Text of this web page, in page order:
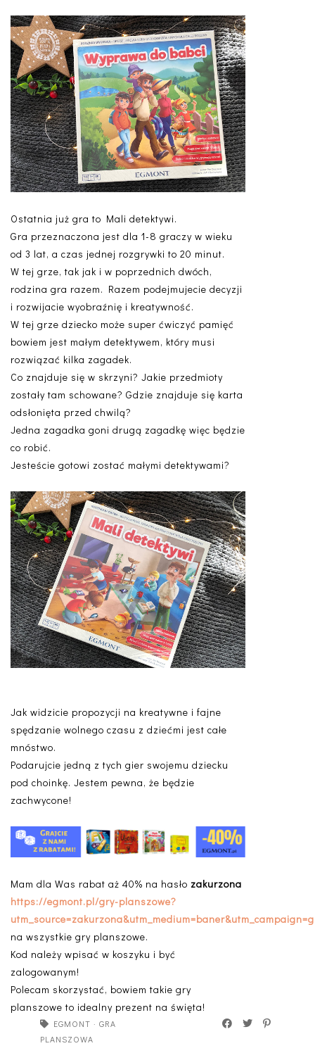
Ostatnia już gra to Mali detektywi.
Gra przeznaczona jest dla 1-8 graczy w wieku
od 3 lat, a czas jednej rozgrywki to 20 minut.
W tej grze, tak jak i w poprzednich dwóch,
rodzina gra razem. Razem podejmujecie decyzji
i rozwijacie wyobraźnię i kreatywność.
W tej grze dziecko może super ćwiczyć pamięć
bowiem jest małym detektywem, który musi
rozwiązać kilka zagadek.
Co znajduje się w skrzyni? Jakie przedmioty
zostały tam schowane? Gdzie znajduje się karta
odsłonięta przed chwilą?
Jedna zagadka goni drugą zagadkę więc będzie
co robić.
Jesteście gotowi zostać małymi detektywami?
Jak widzicie propozycji na kreatywne i fajne
spędzanie wolnego czasu z dziećmi jest całe
mnóstwo.
Podarujcie jedną z tych gier swojemu dziecku
pod choinkę. Jestem pewna, że będzie
zachwycone!
Mam dla Was rabat aż 40% na hasło zakurzona
https://egmont.pl/gry-planszowe?
na wszystkie gry planszowe.
Kod należy wpisać w koszyku i być
zalogowanym!
Polecam skorzystać, bowiem takie gry
planszowe to idealny prezent na święta!
EGMONT · GRA
PLANSZOWA